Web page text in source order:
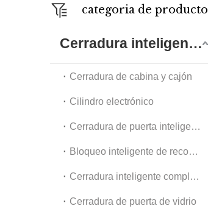
categoria de producto
Cerradura inteligente digital
Cerradura de cabina y cajón
Cilindro electrónico
Cerradura de puerta inteligente exterior
Bloqueo inteligente de reconocimiento facial
Cerradura inteligente completamente automática
Cerradura de puerta de vidrio